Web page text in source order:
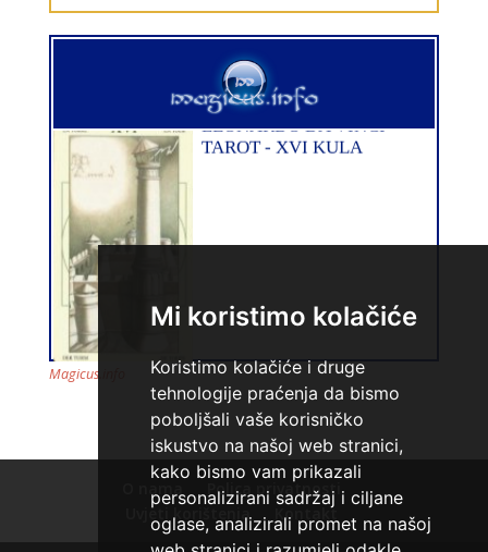
Mi koristimo kolačiće
Koristimo kolačiće i druge
tehnologije praćenja da bismo
poboljšali vaše korisničko
iskustvo na našoj web stranici,
kako bismo vam prikazali
personalizirani sadržaj i ciljane
oglase, analizirali promet na našoj
ALBA/ Kod 24
Tarot savjetnik je slobodan
TEHNIKE:tarot, sudbinske karte, crowley, visak, molitve,
podizanje energije
tel:0,93€ - mob:1,12€ min
ANTONELA / Kod 117
Tarot savjetnik je zauzet
TEHNIKE:tarot, visak
Broj tel: 064/600-600
tel:0,93€ - mob:1,12€ min
Magicus.info
Polica privatnosti
Uvjeti korištenja
Kontakt